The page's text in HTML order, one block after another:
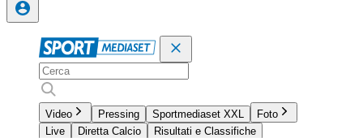
Video Pressing Sportmediaset XXL
Foto
Live
Diretta Calcio
Risultati e Classifiche